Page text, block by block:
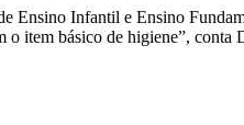
Infantil e Ensino
o item básico de higiene”, conta